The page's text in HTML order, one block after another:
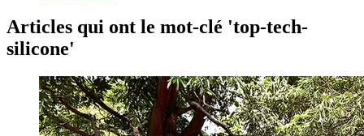
Articles qui ont le mot-clé 'top-tech-
silicone'